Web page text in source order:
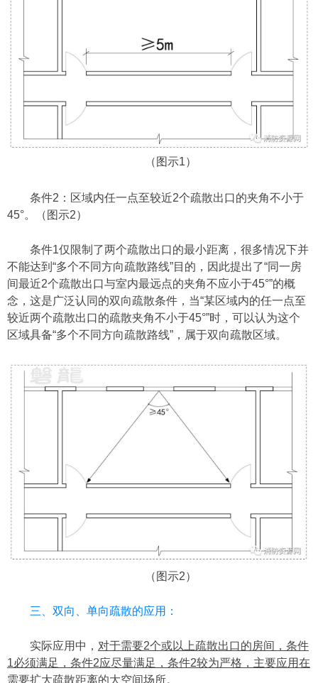
（图示1）
条件2：区域内任一点至较近2个疏散出口的夹角不小于
45°。（图示2）
条件1仅限制了两个疏散出口的最小距离，很多情况下并
不能达到“多个不同方向疏散路线”目的，因此提出了“同一房
间最近2个疏散出口与室内最远点的夹角不应小于45°”的概
念，这是广泛认同的双向疏散条件，当“某区域内的任一点至
较近两个疏散出口的疏散夹角不小于45°”时，可以认为这个
区域具备“多个不同方向疏散路线”，属于双向疏散区域。
（图示2）
三、双向、单向疏散的应用：
实际应用中， 对于需要2个或以上疏散出口的房间，条件
1必须满足，条件2应尽量满足，条件2较为严格，主要应用在
需要扩大疏散距离的大空间场所。